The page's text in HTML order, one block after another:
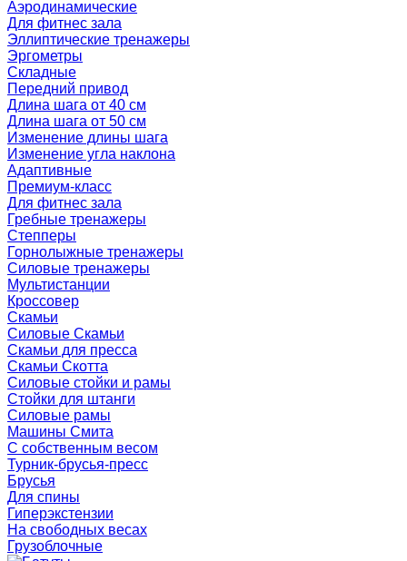
Аэродинамические
Для фитнес зала
Эллиптические тренажеры
Эргометры
Складные
Передний привод
Длина шага от 40 см
Длина шага от 50 см
Изменение длины шага
Изменение угла наклона
Адаптивные
Премиум-класс
Для фитнес зала
Гребные тренажеры
Степперы
Горнолыжные тренажеры
Силовые тренажеры
Мультистанции
Кроссовер
Скамьи
Силовые Скамьи
Скамьи для пресса
Скамьи Скотта
Силовые стойки и рамы
Стойки для штанги
Силовые рамы
Машины Смита
C собственным весом
Турник-брусья-пресс
Брусья
Для спины
Гиперэкстензии
На свободных весах
Грузоблочные